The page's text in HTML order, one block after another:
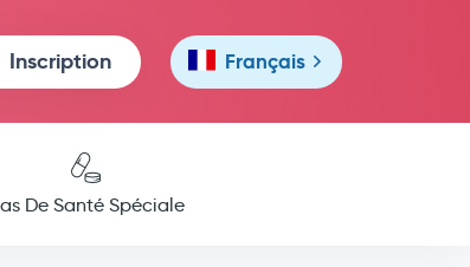
Inscription Français
De Santé Spéciale